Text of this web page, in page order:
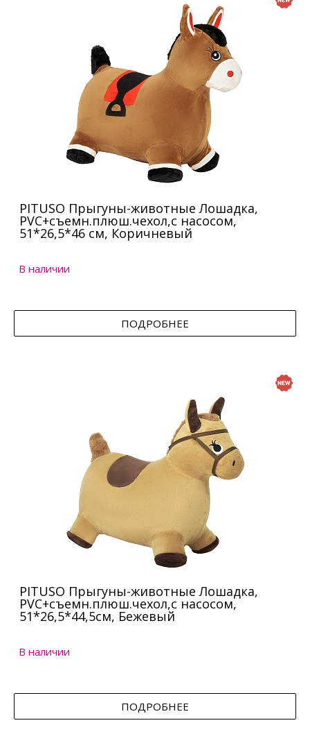
PITUSO Прыгуны-животные Лошадка,
PVC+съемн.плюш.чехол,с насосом,
51*26,5*46 см, Коричневый
В наличии
ПОДРОБНЕЕ
PITUSO Прыгуны-животные Лошадка,
PVC+съемн.плюш.чехол,с насосом,
51*26,5*44,5см, Бежевый
В наличии
ПОДРОБНЕЕ